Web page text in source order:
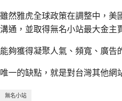
雖然雅虎全球政策在調整中，美
溝通，並取得無名小站最大金主
能夠獲得凝聚人氣、頻寬、廣告
唯一的缺點，就是對台灣其他網
無名小站